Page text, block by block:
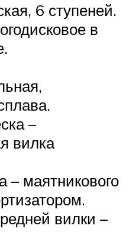
6 ступеней.
в
–
вилка
– маятникового
вилки –